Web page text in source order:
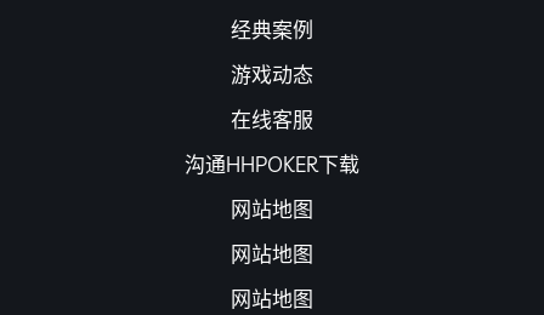
经典案例
游戏动态
在线客服
沟通HHPOKER下载
网站地图
网站地图
网站地图